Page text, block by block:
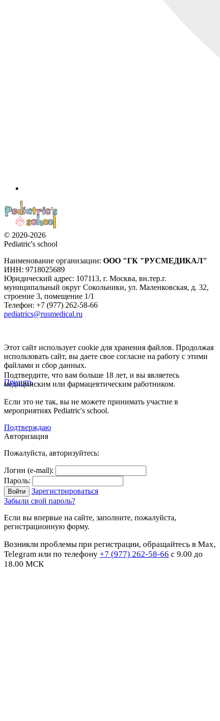
© 2020-2026
Pediatric's school
Наименование организации: ООО "ГК "РУСМЕДИКАЛ"
ИНН: 9718025689
Юридический адрес: 107113, г. Москва, вн.тер.г.
муниципальный округ Сокольники, ул. Маленковская, д. 32,
строение 3, помещение 1/1
Телефон: +7 (977) 262-58-66
pediatrics@rusmedical.ru
Этот сайт использует cookie для хранения файлов. Продолжая
использовать сайт, вы даете свое согласие на работу с этими
файлами и сбор данных.
Принять
Подтвердите, что вам больше 18 лет, и вы являетесь
медицинским или фармацевтическим работником.
Если это не так, вы не можете принимать участие в
мероприятиях Pediatric's school.
Подтверждаю
Авторизация
Пожалуйста, авторизуйтесь:
Логин (e-mail):
Пароль:
Зарегистрироваться
Забыли свой пароль?
Если вы впервые на сайте, заполните, пожалуйста,
регистрационную форму.
Возникли проблемы при регистрации, обращайтесь в Max,
Telegram или по телефону +7 (977) 262-58-66 с 9.00 до
18.00 МСК